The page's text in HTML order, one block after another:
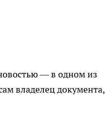
— в одном из
владелец документа,